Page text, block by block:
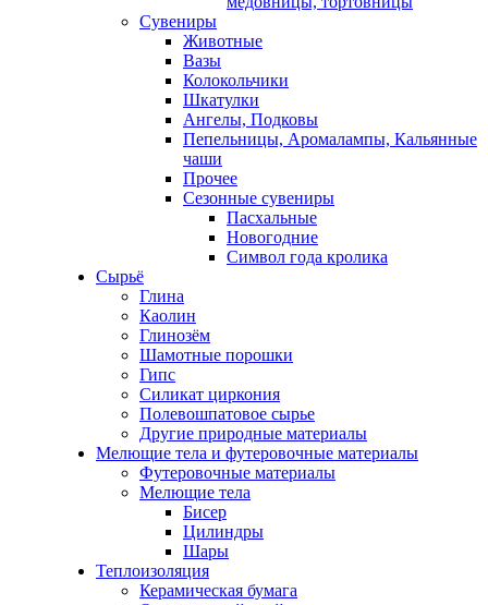
Сувениры
Животные
Вазы
Колокольчики
Шкатулки
Ангелы, Подковы
Пепельницы, Аромалампы, Кальянные
чаши
Прочее
Сезонные сувениры
Пасхальные
Новогодние
Символ года кролика
Сырьё
Глина
Каолин
Глинозём
Шамотные порошки
Гипс
Силикат циркония
Полевошпатовое сырье
Другие природные материалы
Мелющие тела и футеровочные материалы
Футеровочные материалы
Мелющие тела
Бисер
Цилиндры
Шары
Теплоизоляция
Керамическая бумага